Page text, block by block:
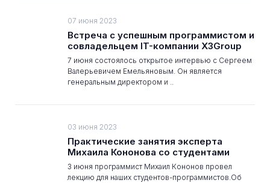
07 июня 2023
Встреча с успешным программистом и
совладельцем IT-компании X3Group
7 июня состоялось открытое интервью с Сергеем
Валерьевичем Емельяновым. Он является
генеральным директором и ..
03 июня 2023
Практические занятия эксперта
Михаила Кононова со студентами
3 июня программист Михаил Кононов провел
лекцию для наших студентов-программистов.Об